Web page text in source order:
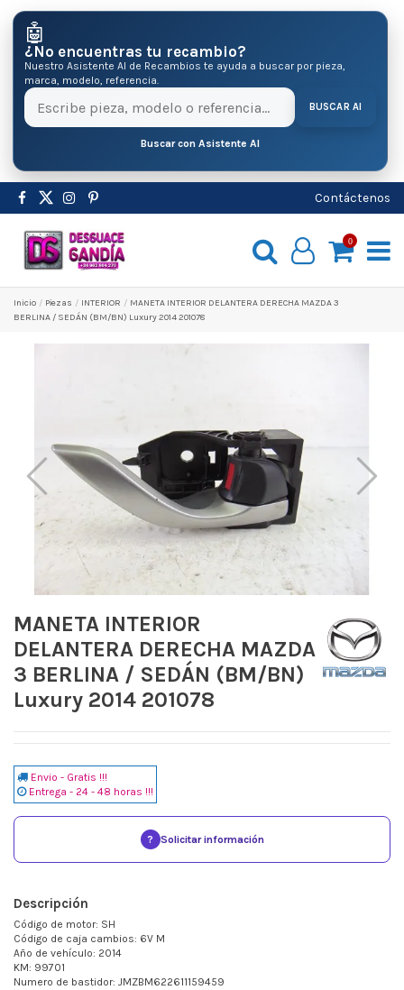
🤖
¿No encuentras tu recambio?
Nuestro Asistente AI de Recambios te ayuda a buscar por pieza,
marca, modelo, referencia.
BUSCAR AI
Buscar con Asistente AI
Contáctenos
0
Inicio Pіezas INTERIOR
MANETA INTERIOR DELANTERA DERECHA MAZDA 3
BERLINA / SEDÁN (BM/BN) Luxury 2014 201078
MANETA INTERIOR
DELANTERA DERECHA MAZDA
3 BERLINA / SEDÁN (BM/BN)
Luxury 2014 201078
Envio - Gratis !!!
Entrega - 24 - 48 horas !!!
? Solicitar información
Descripción
Código de motor: SH
Código de caja cambios: 6V M
Año de vehículo: 2014
KM: 99701
Numero de bastidor: JMZBM622611159459